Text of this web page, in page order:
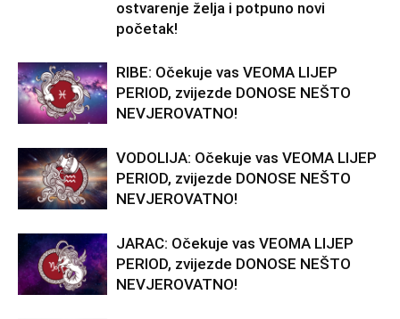
ostvarenje želja i potpuno novi
početak!
RIBE: Očekuje vas VEOMA LIJEP
PERIOD, zvijezde DONOSE NEŠTO
NEVJEROVATNO!
VODOLIJA: Očekuje vas VEOMA LIJEP
PERIOD, zvijezde DONOSE NEŠTO
NEVJEROVATNO!
JARAC: Očekuje vas VEOMA LIJEP
PERIOD, zvijezde DONOSE NEŠTO
NEVJEROVATNO!